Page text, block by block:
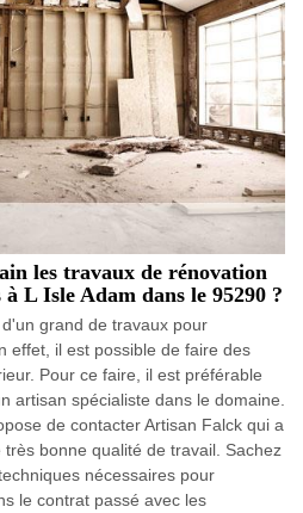
les travaux de rénovation
L Isle Adam dans le 95290 ?
grand de travaux pour
effet, il est possible de faire des
Pour ce faire, il est préférable
artisan spécialiste dans le domaine.
de contacter Artisan Falck qui a
bonne qualité de travail. Sachez
nécessaires pour
le contrat passé avec les